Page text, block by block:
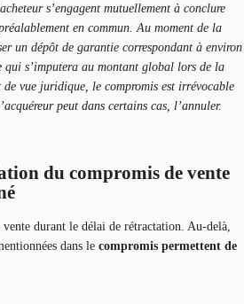
s’engagent mutuellement à conclure
en commun. Au moment de la
un dépôt de garantie correspondant à environ
qui s’imputera au montant global lors de la
vue juridique, le compromis est irrévocable
peut dans certains cas, l’annuler.
du compromis de vente
durant le délai de rétractation. Au-delà,
dans le compromis permettent de